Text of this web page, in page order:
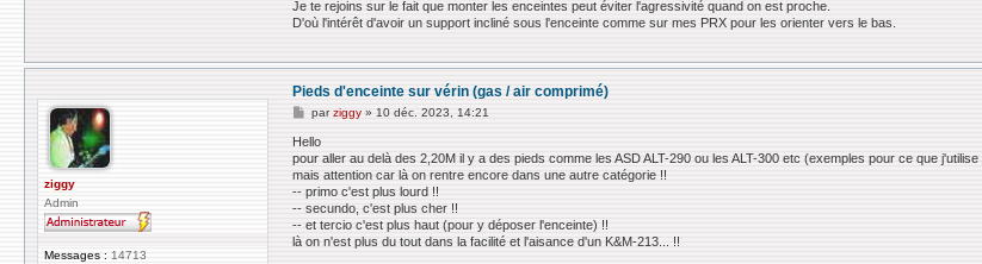
Je te rejoins sur le fait que monter les enceintes peut éviter l'agressivité quand on est proche.
D'où l'intérêt d'avoir un support incliné sous l'enceinte comme sur mes PRX pour les orienter vers le bas.
ziggy
Admin
Messages : 14713
Pieds d'enceinte sur vérin (gas / air comprimé)
M
s
s
a
g
e
parziggy » 10 déc. 2023, 14:21
Hello
pour aller au delà des 2,20M il y a des pieds comme les ASD ALT-290 ou les ALT-300 etc (exemples pour ce que
mais attention car là on rentre encore dans une autre catégorie !!
-- primo c'est plus lourd !!
-- secundo, c'est plus cher !!
-- et tercio c'est plus haut (pour y déposer l'enceinte) !!
là on n'est plus du tout dans la facilité et l'aisance d'un K&M-213... !!